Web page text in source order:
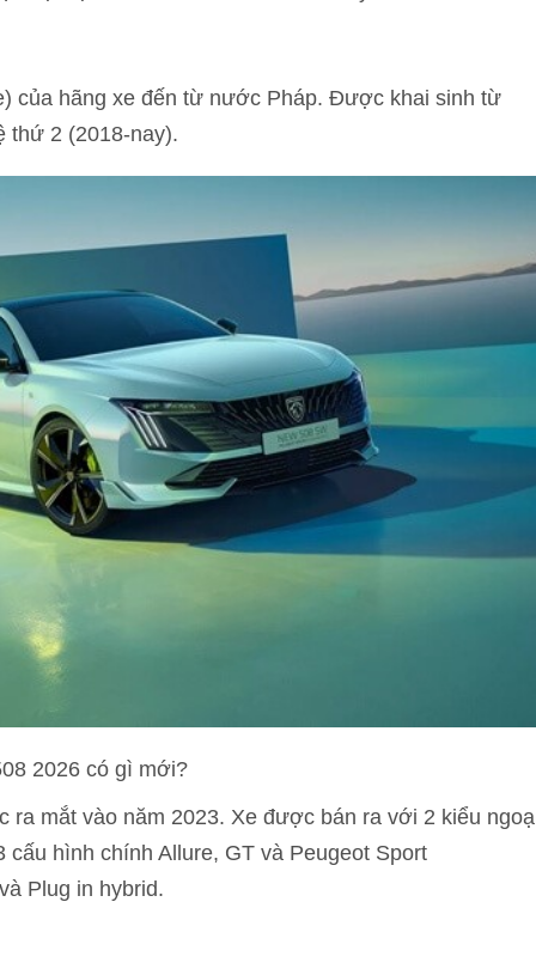
của hãng xe đến từ nước Pháp. Được khai sinh từ
thứ 2 (2018-nay).
2026 có gì mới?
ra mắt vào năm 2023. Xe được bán ra với 2 kiểu
hình chính Allure, GT và Peugeot Sport
Plug in hybrid.